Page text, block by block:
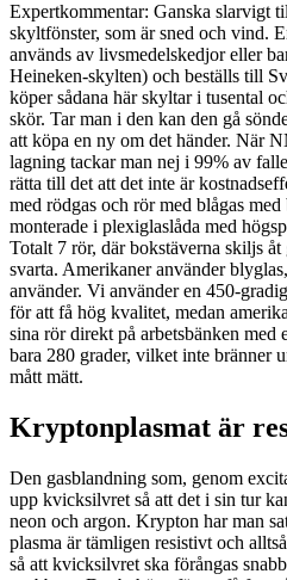
Expertkommentar: Ganska slarvigt
skyltfönster, som är sned och vind.
används av livsmedelskedjor eller
Heineken-skylten) och beställs till
köper sådana här skyltar i tusental
skör. Tar man i den kan den gå
att köpa en ny om det händer. När
lagning tackar man nej i 99% av
rätta till det att det inte är
med rödgas och rör med blågas
monterade i plexiglaslåda med
Totalt 7 rör, där bokstäverna skiljs
svarta. Amerikaner använder
använder. Vi använder en 450-
för att få hög kvalitet, medan
sina rör direkt på arbetsbänken med
bara 280 grader, vilket inte bränner
mått mätt.
Kryptonplasmat är
Den gasblandning som, genom
upp kvicksilvret så att det i sin tur
neon och argon. Krypton har man
plasma är tämligen resistivt och
så att kvicksilvret ska förångas